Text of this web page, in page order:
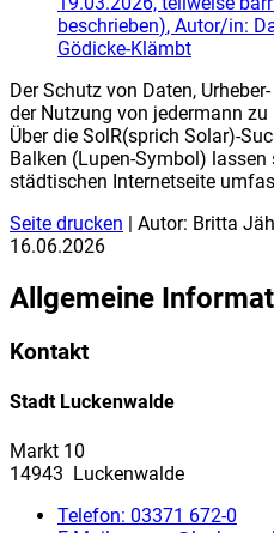
beschrieben), Autor/in:
Gödicke-Klämbt
Der Schutz von Daten,
der Nutzung von jedermann zu
Über die SolR(sprich Solar)-
Balken (Lupen-Symbol)
städtischen Internetseite
Seite drucken | Autor: Britta
16.06.2026
Allgemeine
Kontakt
Stadt Luckenwalde
Markt 10
14943 Luckenwalde
Telefon: 03371 672-0